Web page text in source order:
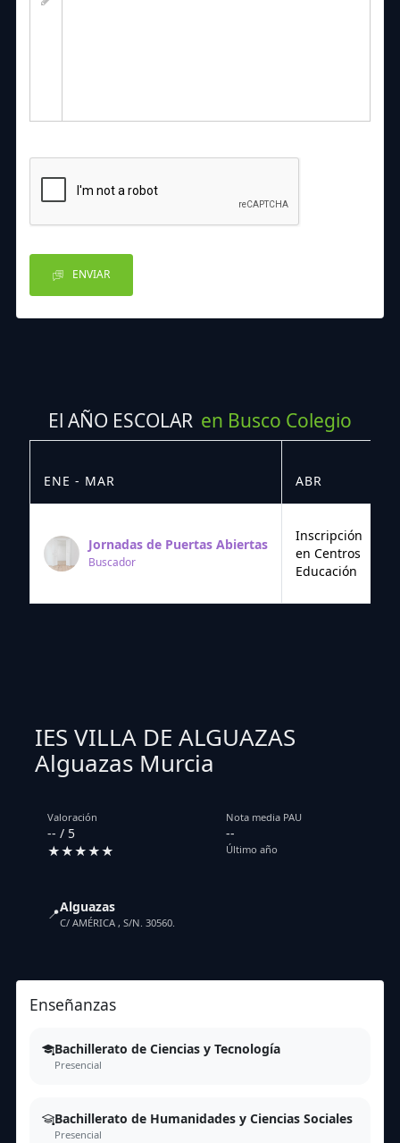
ENVIAR
El AÑO ESCOLAR en Busco Colegio
ENE - MAR ABR
Jornadas de Puertas Abiertas
Buscador
Inscripción
en Centros
Educación
IES VILLA DE ALGUAZAS
Alguazas Murcia
Valoración
-- / 5
★★★★★
Nota media PAU
--
Último año
📍Alguazas
C/ AMÉRICA , S/N. 30560.
Enseñanzas
Bachillerato de Ciencias y Tecnología
Presencial
Bachillerato de Humanidades y Ciencias Sociales
Presencial